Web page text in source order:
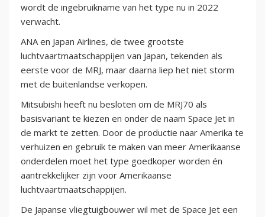
wordt de ingebruikname van het type nu in 2022
verwacht.
ANA en Japan Airlines, de twee grootste
luchtvaartmaatschappijen van Japan, tekenden als
eerste voor de MRJ, maar daarna liep het niet storm
met de buitenlandse verkopen.
Mitsubishi heeft nu besloten om de MRJ70 als
basisvariant te kiezen en onder de naam Space Jet in
de markt te zetten. Door de productie naar Amerika te
verhuizen en gebruik te maken van meer Amerikaanse
onderdelen moet het type goedkoper worden én
aantrekkelijker zijn voor Amerikaanse
luchtvaartmaatschappijen.
De Japanse vliegtuigbouwer wil met de Space Jet een